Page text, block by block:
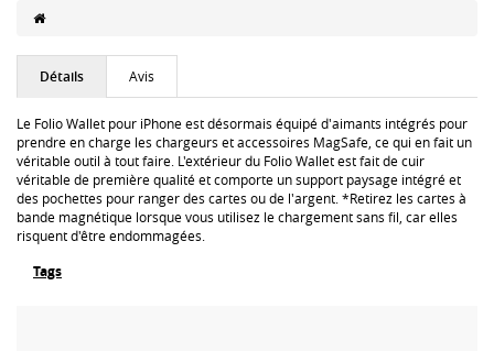
Détails Avis
Le Folio Wallet pour iPhone est désormais équipé d'aimants intégrés pour
prendre en charge les chargeurs et accessoires MagSafe, ce qui en fait un
véritable outil à tout faire. L'extérieur du Folio Wallet est fait de cuir
véritable de première qualité et comporte un support paysage intégré et
des pochettes pour ranger des cartes ou de l'argent. *Retirez les cartes à
bande magnétique lorsque vous utilisez le chargement sans fil, car elles
risquent d'être endommagées.
Tags